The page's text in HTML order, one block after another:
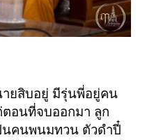
ายสิบอยู่ มีรุ่นพี่อยู่คน
ตอนที่จบออกมา ลูก
นคนพนมทวน ตัวดำปี๋